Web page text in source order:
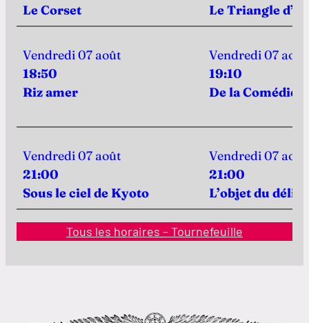
Le Corset
Le Triangle d’or
Vendredi 07 août
18:50
Riz amer
Vendredi 07 août
19:10
De la Comédie-
Vendredi 07 août
21:00
Sous le ciel de Kyoto
Vendredi 07 août
21:00
L’objet du délit
Tous les horaires – Tournefeuille